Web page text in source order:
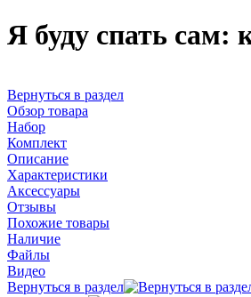
Я буду спать сам:
Вернуться в раздел
Обзор товара
Набор
Комплект
Описание
Характеристики
Аксессуары
Отзывы
Похожие товары
Наличие
Файлы
Видео
Вернуться в раздел